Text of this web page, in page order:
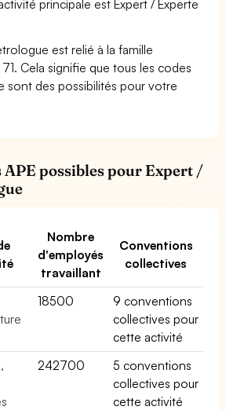
principale est Expert / Experte
est relié à la famille
Cela signifie que tous les codes
sont des possibilités pour votre
APE possibles pour Expert /
Nombre
d'employés
travaillant
Conventions
collectives
18500
9 conventions
collectives pour
cette activité
242700
5 conventions
collectives pour
cette activité